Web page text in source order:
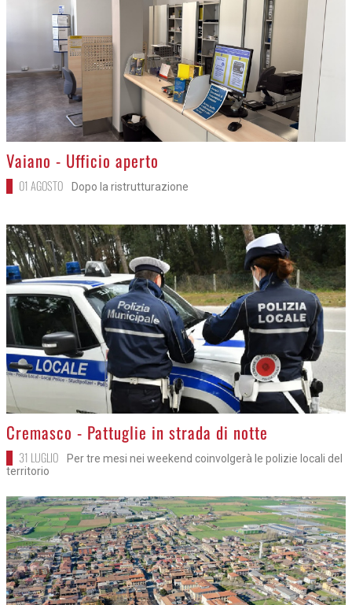
>
Vaiano - Ufficio aperto
01 AGOSTO Dopo la ristrutturazione
>
Cremasco - Pattuglie in strada di notte
31 LUGLIO
Per tre mesi nei weekend coinvolgerà le polizie locali del
territorio